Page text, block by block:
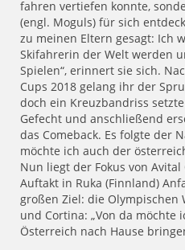
fahren vertiefen konnte,
(engl. Moguls) für sich
zu meinen Eltern gesagt: Ich
Skifahrerin der Welt werden
Spielen“, erinnert sie sich.
Cups 2018 gelang ihr der
doch ein Kreuzbandriss
Gefecht und anschließend
das Comeback. Es folgte der
möchte ich auch der
Nun liegt der Fokus von
Auftakt in Ruka (Finnland)
großen Ziel: die Olympischen
und Cortina: „Von da möchte
Österreich nach Hause